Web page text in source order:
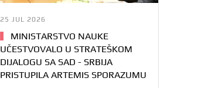
25 JUL 2026
MINISTARSTVO NAUKE
UČESTVOVALO U STRATEŠKOM
DIJALOGU SA SAD - SRBIJA
PRISTUPILA ARTEMIS SPORAZUMU